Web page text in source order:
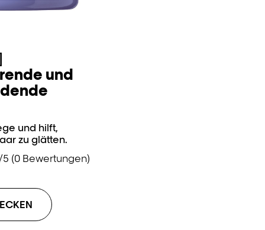
und
und hilft,
zu glätten.
5 (0 Bewertungen)